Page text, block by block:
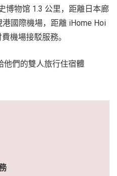
博物馆 1.3 公里，距離日本廊
國際機場，距離 iHome Hoi
機場接駁服務。
他們的雙人旅行住宿體